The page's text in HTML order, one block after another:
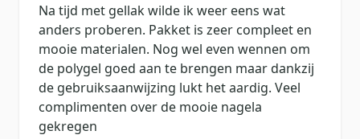
Na tijd met gellak wilde ik weer eens wat
anders proberen. Pakket is zeer compleet en
mooie materialen. Nog wel even wennen om
de polygel goed aan te brengen maar dankzij
de gebruiksaanwijzing lukt het aardig. Veel
complimenten over de mooie nagela
gekregen